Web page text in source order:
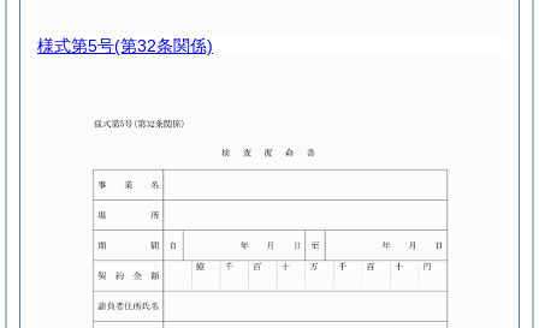
様式第5号(第32条関係)